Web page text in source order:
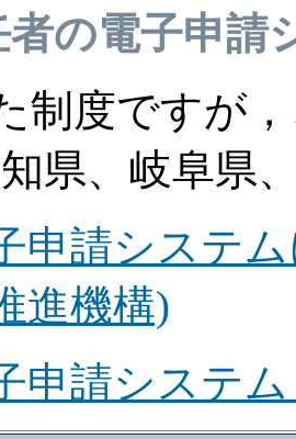
の電子申請
制度ですが
知県、岐阜
申請システ
進機構)
申請システ